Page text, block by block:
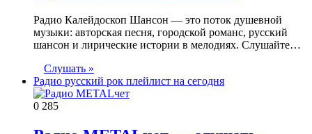
Радио Калейдоскоп Шансон — это поток душевной
музыки: авторская песня, городской романс, русский
шансон и лирические истории в мелодиях. Слушайте…
Слушать »
Радио русский рок плейлист на сегодня
0 285